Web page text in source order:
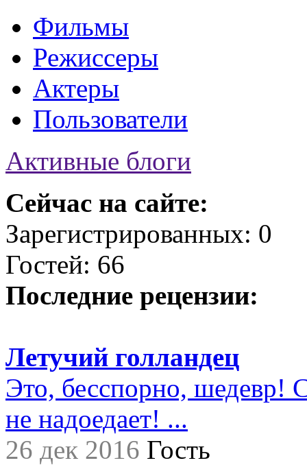
Фильмы
Режиссеры
Актеры
Пользователи
Активные блоги
Сейчас на сайте:
Зарегистрированных: 0
Гостей: 66
Последние рецензии:
Летучий голландец
Это, бесспорно, шедевр!
не надоедает! ...
26 дек 2016 Гость